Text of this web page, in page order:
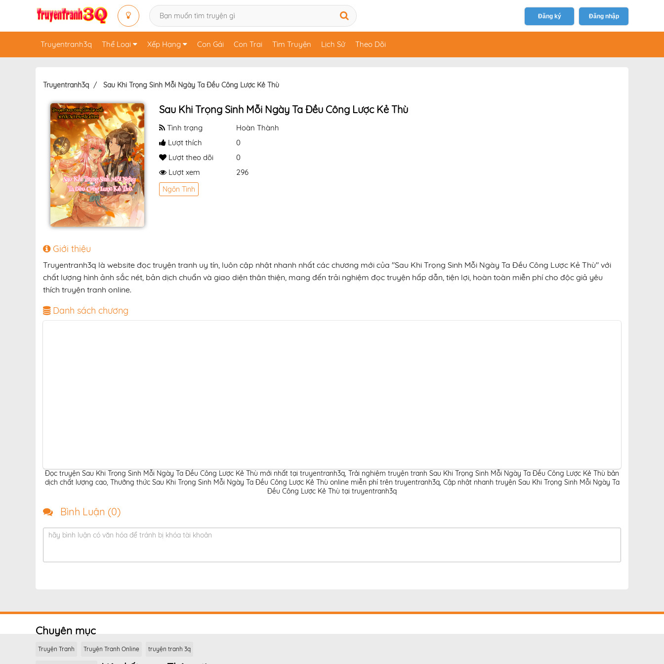
Đăng ký Đăng nhập
Truyentranh3q Thể Loại Xếp Hạng Con Gái Con Trai Tìm Truyện Lịch Sử Theo Dõi
Truyentranh3q Sau Khi Trọng Sinh Mỗi Ngày Ta Đều Công Lược Kẻ Thù
Sau Khi Trọng Sinh Mỗi Ngày Ta Đều Công Lược Kẻ Thù
Tình trạng
Hoàn Thành
Lượt thích
0
Lượt theo dõi
0
Lượt xem
296
Ngôn Tình
Giới thiệu
Truyentranh3q là website đọc truyện tranh uy tín, luôn cập nhật nhanh nhất các chương mới của "Sau Khi Trọng Sinh Mỗi Ngày Ta Đều Công Lược Kẻ Thù" với
chất lượng hình ảnh sắc nét, bản dịch chuẩn và giao diện thân thiện, mang đến trải nghiệm đọc truyện hấp dẫn, tiện lợi, hoàn toàn miễn phí cho độc giả yêu
thích truyện tranh online.
Danh sách chương
Đọc truyện Sau Khi Trọng Sinh Mỗi Ngày Ta Đều Công Lược Kẻ Thù mới nhất tại truyentranh3q, Trải nghiệm truyện tranh Sau Khi Trọng Sinh Mỗi Ngày Ta Đều Công Lược Kẻ Thù bản
dịch chất lượng cao, Thưởng thức Sau Khi Trọng Sinh Mỗi Ngày Ta Đều Công Lược Kẻ Thù online miễn phí trên truyentranh3q, Cập nhật nhanh truyện Sau Khi Trọng Sinh Mỗi Ngày Ta
Đều Công Lược Kẻ Thù tại truyentranh3q
Bình Luận (0)
hãy bình luận có văn hóa để tránh bị khóa tài khoản
Chuyên mục
Truyện Tranh Truyện Tranh Online truyện tranh 3q